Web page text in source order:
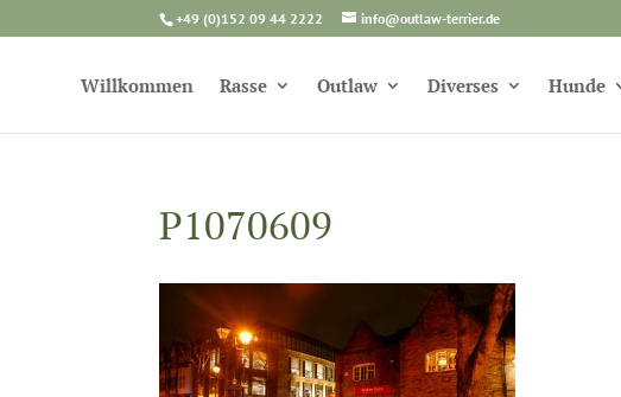
+49 (0)152 09 44 2222 info@outlaw-terrier.de
Willkommen Rasse Outlaw Diverses Hunde
P1070609